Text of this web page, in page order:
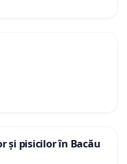
și pisicilor în Bacău